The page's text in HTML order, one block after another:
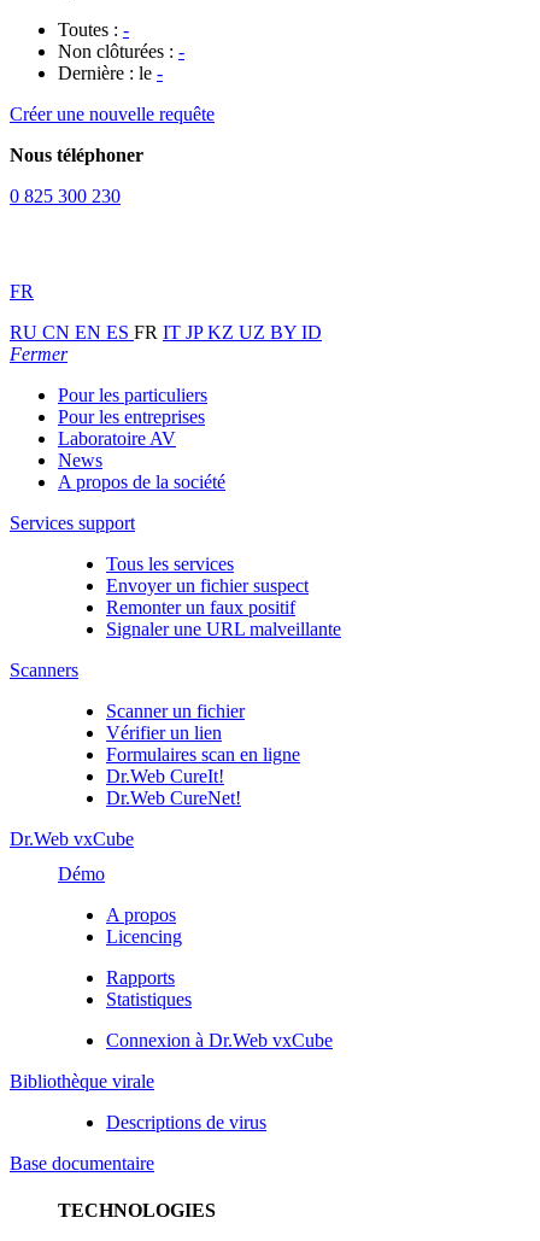
Toutes : -
Non clôturées : -
Dernière : le -
Créer une nouvelle requête
Nous téléphoner
0 825 300 230
FR
RU CN EN ES FR IT JPKZ UZ BY ID
Fermer
Pour les particuliers
Pour les entreprises
Laboratoire AV
News
A propos de la société
Services support
Tous les services
Envoyer un fichier suspect
Remonter un faux positif
Signaler une URL malveillante
Scanners
Scanner un fichier
Vérifier un lien
Formulaires scan en ligne
Dr.Web CureIt!
Dr.Web CureNet!
Dr.Web vxCube
Démo
A propos
Licencing
Rapports
Statistiques
Connexion à Dr.Web vxCube
Bibliothèque virale
Descriptions de virus
Base documentaire
TECHNOLOGIES